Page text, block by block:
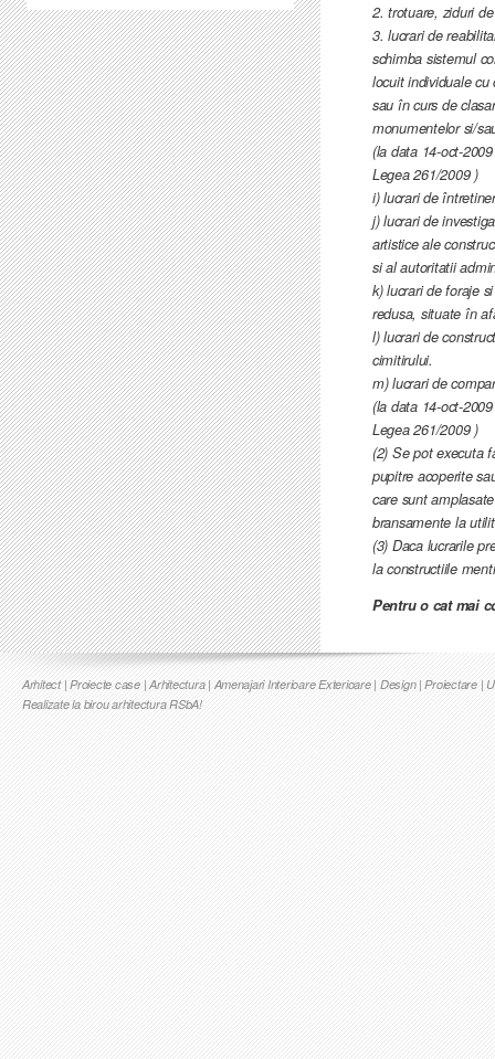
2. trotuare, ziduri
3. lucrari de
schimba sistemul
locuit individuale
sau în curs de
monumentelor si/
(la data 14-oct-
Legea 261/2009 )
i) lucrari de
j) lucrari de
artistice ale
si al autoritatii
k) lucrari de foraje
redusa, situate în
l) lucrari de
cimitirului.
m) lucrari de
(la data 14-oct-
Legea 261/2009 )
(2) Se pot executa
pupitre acoperite
care sunt
bransamente la
(3) Daca lucrarile
la constructiile
Pentru o cat mai
Arhitect | Proiecte case | Arhitectura | Amenajari Interioare Exterioare | Design | Proiectare |
Realizate la birou arhitectura RSbA!